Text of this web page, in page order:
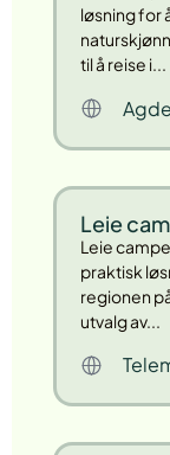
løsning for
til å reise i...
Leie
Leie
praktisk
regionen
utvalg av...